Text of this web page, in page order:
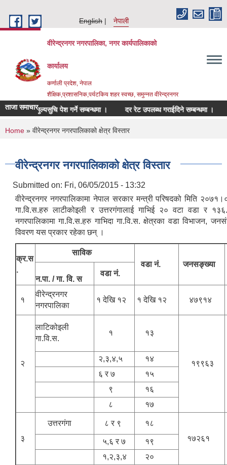
English
नेपाली
वीरेन्द्रनगर नगरपालिका, नगर कार्यपालिकाको
कार्यालय
कर्णाली प्रदेश, नेपाल
शैक्षिक,प्रशासनिक,पर्यटकिय शहर स्वच्छ, समुन्नत वीरेन्द्रनगर
ताजा समाचारमुल्यसुचि पेश गर्ने सम्बन्धमा । दर रेट उपलब्ध गराईदिने सम्बन्धमा ।
You are here
Home » वीरेन्द्रनगर नगरपालिकाको क्षेत्र विस्तार
वीरेन्द्रनगर नगरपालिकाको क्षेत्र विस्तार
Submitted on: Fri, 06/05/2015 - 13:32
वीरेन्द्रनगर नगरपालिकामा नेपाल सरकार मन्त्री परिषदको मिति
गा.वि.स.हरु लाटीकोइली र उत्तरगंगालाई गाभिई २० वटा वडा र
नगरपालिकामा गा.वि.स.हरु गाभिदा गा.वि.स. क्षेत्रका वडा विभाजन,
विवरण यस प्रकार रहेका छन् ।
क्र.स
.
साविक
वडा नं.
जनसङ्ख्या
न.पा. / गा. वि. स
वडा नं.
१
वीरेन्द्रनगर
नगरपालिका
१ देखि १२ १ देखि १२ ४७९१४
२
लाटिकोइली
गा.वि.स.
१ १३
१९९६३
२,३,४,५
१४
६ र ७
१५
९
१६
८
१७
३
उत्तरगंगा ८ र ९
१८
१७२६१
५,६ र ७
१९
१,२,३,४
२०